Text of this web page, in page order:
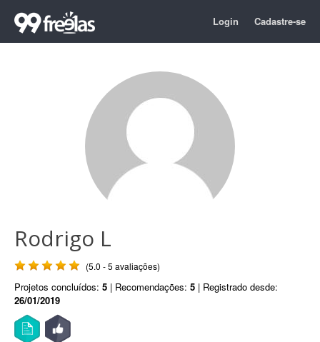
Login Cadastre-se
Rodrigo L
(5.0 - 5 avaliações)
Projetos concluídos: 5 | Recomendações: 5 | Registrado desde:
26/01/2019